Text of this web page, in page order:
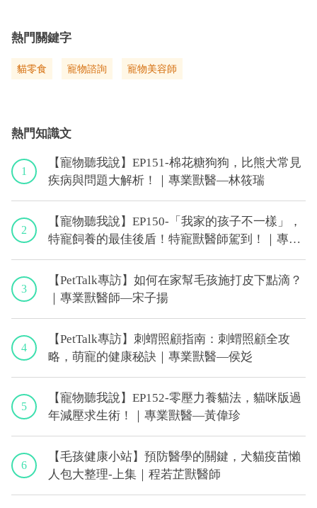
熱門關鍵字
貓零食 寵物諮詢 寵物美容師
熱門知識文
1
【寵物聽我說】EP151-棉花糖狗狗，比熊犬常見
疾病與問題大解析！｜專業獸醫—林筱瑞
2
【寵物聽我說】EP150-「我家的孩子不一樣」，
特寵飼養的最佳後盾！特寵獸醫師駕到！｜專業
獸醫—侯彣
3
【PetTalk專訪】如何在家幫毛孩施打皮下點滴？
｜專業獸醫師—宋子揚
4
【PetTalk專訪】刺蝟照顧指南：刺蝟照顧全攻
略，萌寵的健康秘訣｜專業獸醫—侯彣
5
【寵物聽我說】EP152-零壓力養貓法，貓咪版過
年減壓求生術！｜專業獸醫—黃偉珍
6
【毛孩健康小站】預防醫學的關鍵，犬貓疫苗懶
人包大整理-上集｜程若芷獸醫師